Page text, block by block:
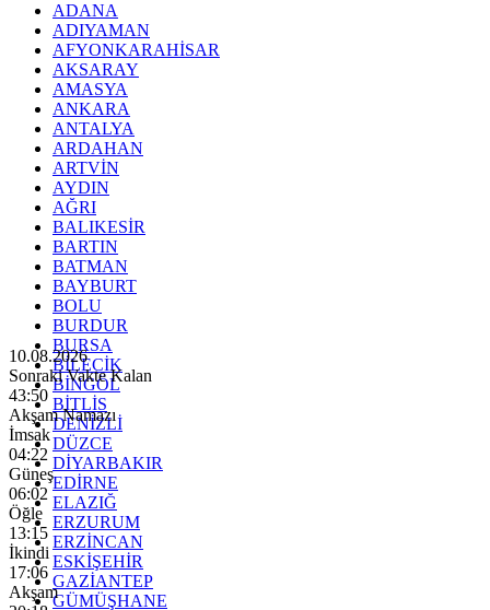
ADANA
ADIYAMAN
AFYONKARAHİSAR
AKSARAY
AMASYA
ANKARA
ANTALYA
ARDAHAN
ARTVİN
AYDIN
AĞRI
BALIKESİR
BARTIN
BATMAN
BAYBURT
BOLU
BURDUR
BURSA
BİLECİK
BİNGÖL
BİTLİS
DENİZLİ
DÜZCE
DİYARBAKIR
EDİRNE
ELAZIĞ
ERZURUM
ERZİNCAN
ESKİŞEHİR
GAZİANTEP
GÜMÜŞHANE
10.08.2026
Sonraki Vakte Kalan
43:48
Akşam Namazı
İmsak
04:22
Güneş
06:02
Öğle
13:15
İkindi
17:06
Akşam